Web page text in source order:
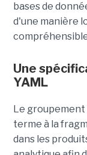
bases de
d'une manière
Une
YAML
Le
terme à la
dans les